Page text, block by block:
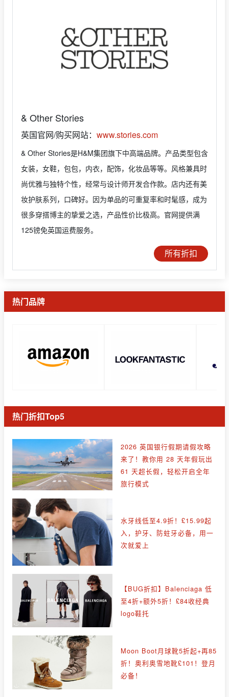
& Other Stories
英国官网/购买网站： www.stories.com
& Other Stories是H&M集团旗下中高端品牌。产品类型包含
女装，女鞋，包包，内衣，配饰，化妆品等等。风格兼具时
尚优雅与独特个性，经常与设计师开发合作款。店内还有美
妆护肤系列，口碑好。因为单品的可重复率和时髦感，成为
很多穿搭博主的挚爱之选，产品性价比极高。官网提供满
125镑免英国运费服务。
所有折扣
热门品牌
热门折扣Top5
2026 英国银行假期请假攻略
来了！教你用 28 天年假玩出
61 天超长假，轻松开启全年
旅行模式
水牙线低至4.9折！£15.99起
入，护牙、防蛀牙必备，用一
次就爱上
【BUG折扣】Balenciaga 低
至4折+额外5折！£84收经典
logo鞋托
Moon Boot月球靴5折起+再85
折！奥利奥雪地靴£101！登月
必备！